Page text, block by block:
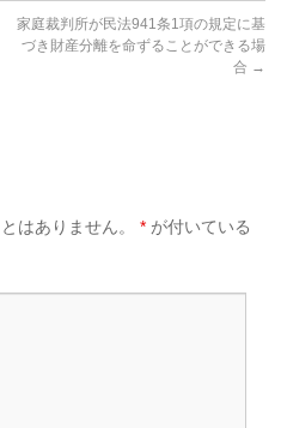
家庭裁判所が民法941条1項の規定に基
づき財産分離を命ずることができる場
合 →
はありません。 * が付いている